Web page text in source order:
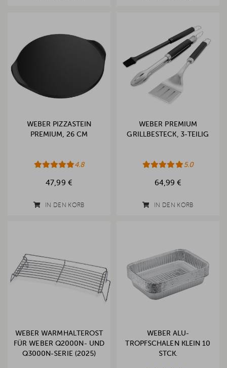
WEBER PIZZASTEIN
PREMIUM, 26 CM
4.8
47,99 €
IN DEN KORB
WEBER PREMIUM
GRILLBESTECK, 3-TEILIG
5.0
64,99 €
IN DEN KORB
WEBER WARMHALTEROST
FÜR WEBER Q2000N- UND
Q3000N-SERIE (2025)
WEBER ALU-
TROPFSCHALEN KLEIN 10
STCK.